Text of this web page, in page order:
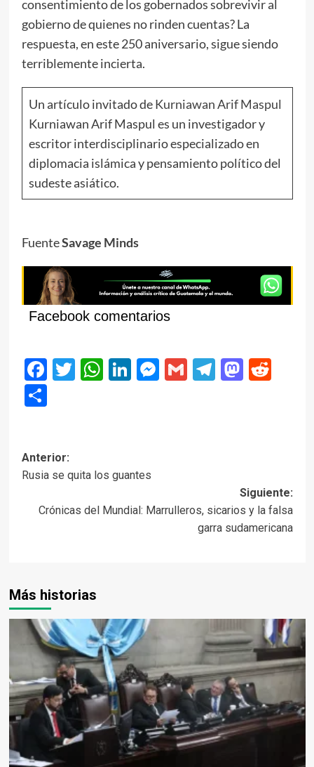
consentimiento de los gobernados sobrevivir al
gobierno de quienes no rinden cuentas? La
respuesta, en este 250 aniversario, sigue siendo
terriblemente incierta.
Un artículo invitado deKurniawan Arif Maspul
Kurniawan Arif Maspul es un investigador y
escritor interdisciplinario especializado en
diplomacia islámica y pensamiento político del
sudeste asiático.
FuenteSavage Minds
Facebook comentarios
Facebook
Twitter
WhatsApp
LinkedIn
Messenger
GmailTelegram
Compartir
Navegación
de
entradas
Anterior:
Rusia se quita los guantes
Siguiente:
Crónicas del Mundial: Marrulleros, sicarios y la falsa
garra sudamericana
Más historias